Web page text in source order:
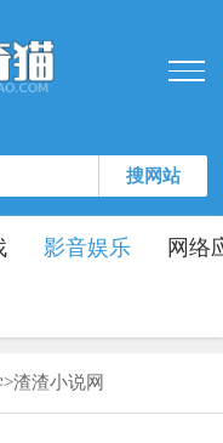
搜网站
影音娱乐 网络
>渣渣小说网